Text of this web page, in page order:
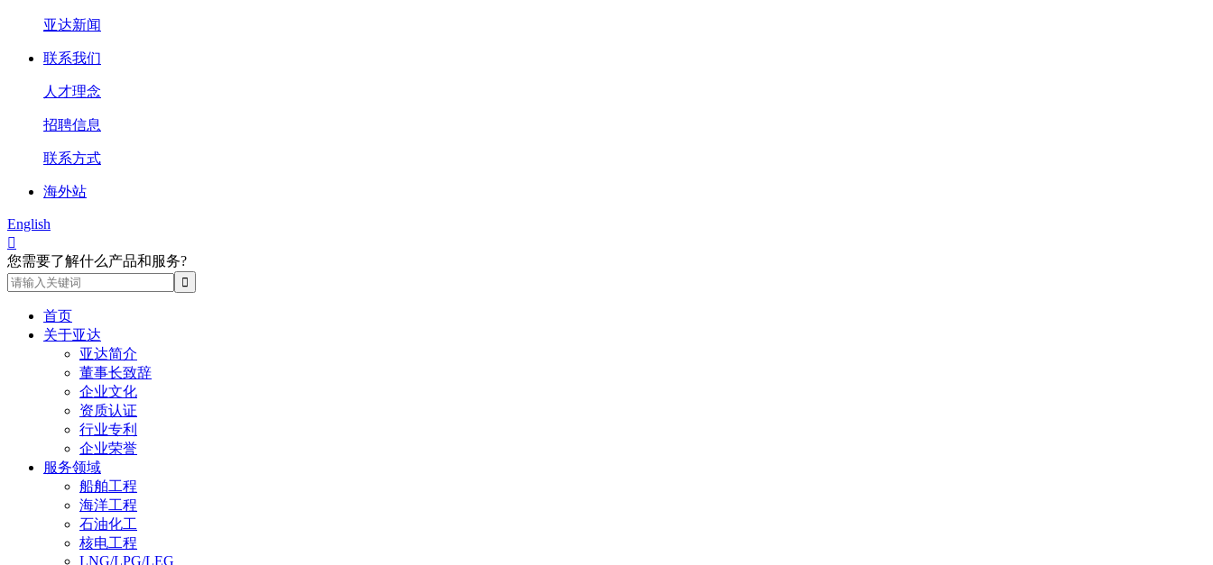
亚达新闻
联系我们
人才理念
招聘信息
联系方式
海外站
English

您需要了解什么产品和服务?
首页
关于亚达
亚达简介
董事长致辞
企业文化
资质认证
行业专利
企业荣誉
服务领域
船舶工程
海洋工程
石油化工
核电工程
LNG/LPG/LEG